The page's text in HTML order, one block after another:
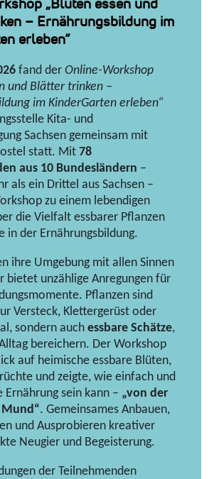
– Ernährungsbildung im
erleben“
fand der Online-Workshop
und Blätter trinken –
im KinderGarten erleben“
Kita- und
Sachsen gemeinsam mit
statt. Mit 78
aus 10 Bundesländern –
als ein Drittel aus Sachsen –
zu einem lebendigen
die Vielfalt essbarer Pflanzen
in der Ernährungsbildung.
ihre Umgebung mit allen Sinnen
bietet unzählige Anregungen für
Pflanzen sind
Versteck, Klettergerüst oder
sondern auch essbare Schätze,
bereichern. Der Workshop
auf heimische essbare Blüten,
und zeigte, wie einfach und
Ernährung sein kann – „von der
. Gemeinsames Anbauen,
und Ausprobieren kreativer
Neugier und Begeisterung.
der Teilnehmenden